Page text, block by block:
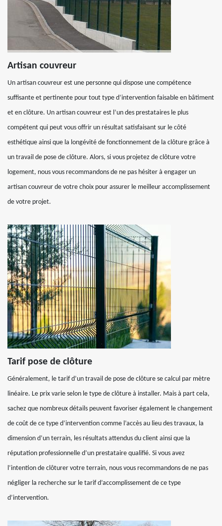
Artisan couvreur
Un artisan couvreur est une personne qui dispose une compétence
suffisante et pertinente pour tout type d’intervention faisable en bâtiment
et en clôture. Un artisan couvreur est l’un des prestataires le plus
compétent qui peut vous offrir un résultat satisfaisant sur le côté
esthétique ainsi que la longévité de fonctionnement de la clôture grâce à
un travail de pose de clôture. Alors, si vous projetez de clôture votre
logement, nous vous recommandons de ne pas hésiter à engager un
artisan couvreur de votre choix pour assurer le meilleur accomplissement
de votre projet.
Tarif pose de clôture
Généralement, le tarif d’un travail de pose de clôture se calcul par mètre
linéaire. Le prix varie selon le type de clôture à installer. Mais à part cela,
sachez que nombreux détails peuvent favoriser également le changement
de coût de ce type d’intervention comme l’accès au lieu des travaux, la
dimension d’un terrain, les résultats attendus du client ainsi que la
réputation professionnelle d’un prestataire qualifié. Si vous avez
l’intention de clôturer votre terrain, nous vous recommandons de ne pas
négliger la recherche sur le tarif d’accomplissement de ce type
d’intervention.